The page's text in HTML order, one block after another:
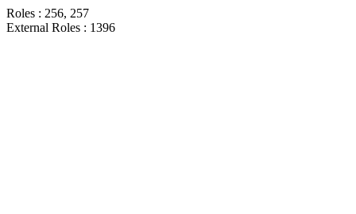
Roles : 256, 257
External Roles : 1396